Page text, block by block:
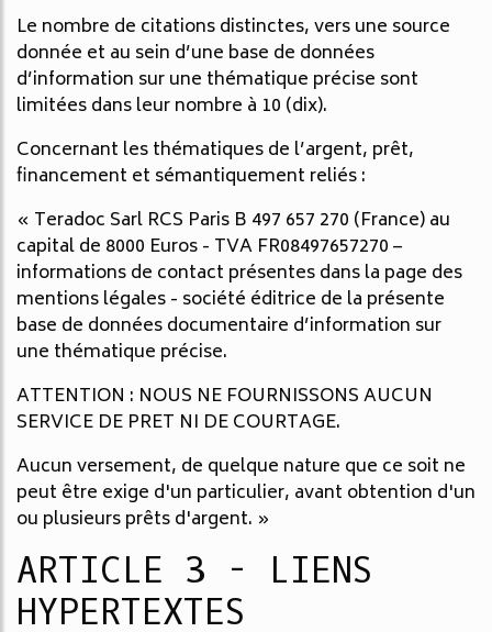
Le nombre de citations distinctes, vers une source
donnée et au sein d’une base de données
d’information sur une thématique précise sont
limitées dans leur nombre à 10 (dix).
Concernant les thématiques de l’argent, prêt,
financement et sémantiquement reliés :
« Teradoc Sarl RCS Paris B 497 657 270 (France) au
capital de 8000 Euros - TVA FR08497657270 –
informations de contact présentes dans la page des
mentions légales - société éditrice de la présente
base de données documentaire d’information sur
une thématique précise.
ATTENTION : NOUS NE FOURNISSONS AUCUN
SERVICE DE PRET NI DE COURTAGE.
Aucun versement, de quelque nature que ce soit ne
peut être exige d'un particulier, avant obtention d'un
ou plusieurs prêts d'argent. »
ARTICLE 3 - LIENS
HYPERTEXTES